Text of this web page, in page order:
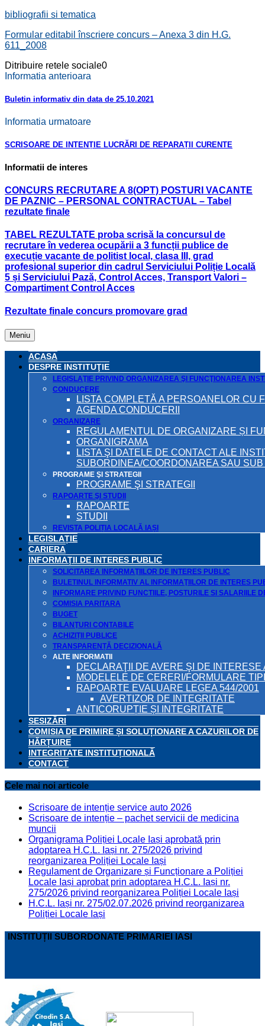
bibliografii si tematica
Formular editabil înscriere concurs – Anexa 3 din H.G.
611_2008
Ditribuire retele sociale0
Informatia anterioara
Buletin informativ din data de 25.10.2021
Informatia urmatoare
SCRISOARE DE INTENȚIE LUCRĂRI DE REPARAȚII CURENTE
Informatii de interes
CONCURS RECRUTARE A 8(OPT) POSTURI VACANTE
DE PAZNIC – PERSONAL CONTRACTUAL – Tabel
rezultate finale
TABEL REZULTATE proba scrisă la concursul de
recrutare în vederea ocupării a 3 funcții publice de
execuție vacante de politist local, clasa III, grad
profesional superior din cadrul Serviciului Poliție Locală
5 și Serviciului Pază, Control Acces, Transport Valori –
Compartiment Control Acces
Rezultate finale concurs promovare grad
Meniu
ACASA
DESPRE INSTITUŢIE
LEGISLAŢIE PRIVIND ORGANIZAREA ŞI FUNCŢIONAREA
CONDUCERE
LISTA COMPLETĂ A PERSOANELOR CU
AGENDA CONDUCERII
ORGANIZARE
REGULAMENTUL DE ORGANIZARE ȘI
ORGANIGRAMA
LISTA ŞI DATELE DE CONTACT ALE
SUBORDINEA/COORDONAREA SAU
PROGRAME ŞI STRATEGII
PROGRAME ŞI STRATEGII
RAPOARTE ŞI STUDII
RAPOARTE
STUDII
REVISTA POLIȚIA LOCALĂ IAȘI
LEGISLAȚIE
CARIERA
INFORMAŢII DE INTERES PUBLIC
SOLICITAREA INFORMAŢIILOR DE INTERES PUBLIC
BULETINUL INFORMATIV AL INFORMAŢIILOR DE INTERES
INFORMARE PRIVIND FUNCTIILE, POSTURILE SI
COMISIA PARITARA
BUGET
BILANŢURI CONTABILE
ACHIZIȚII PUBLICE
TRANSPARENȚĂ DECIZIONALĂ
ALTE INFORMATII
DECLARAŢII DE AVERE ŞI DE
MODELELE DE CERERI/FORMULARE
RAPOARTE EVALUARE LEGEA 544/2001
AVERTIZOR DE INTEGRITATE
ANTICORUPȚIE ȘI INTEGRITATE
SESIZĂRI
COMISIA DE PRIMIRE ȘI SOLUȚIONARE A CAZURILOR DE
HĂRȚUIRE
INTEGRITATE INSTITUȚIONALĂ
CONTACT
Cele mai noi articole
Scrisoare de intenție service auto 2026
Scrisoare de intenție – pachet servicii de medicina
muncii
Organigrama Poliției Locale Iași aprobată prin
adoptarea H.C.L. Iași nr. 275/2026 privind
reorganizarea Poliției Locale Iași
Regulament de Organizare și Funcționare a Poliției
Locale Iași aprobat prin adoptarea H.C.L. Iași nr.
275/2026 privind reorganizarea Poliției Locale Iași
H.C.L. Iași nr. 275/02.07.2026 privind reorganizarea
Poliției Locale Iași
INSTITUȚII SUBORDONATE PRIMARIEI IASI